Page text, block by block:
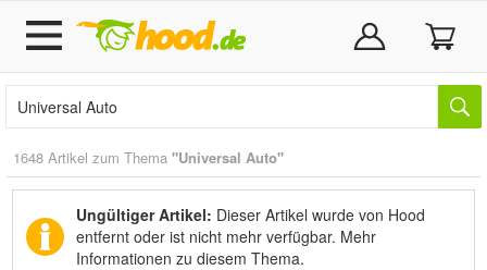
1648 Artikel zum Thema "Universal Auto"
Ungültiger Artikel: Dieser Artikel wurde von Hood
entfernt oder ist nicht mehr verfügbar. Mehr
Informationen zu diesem Thema.